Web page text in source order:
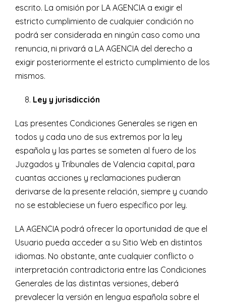
escrito. La omisión por LA AGENCIA a exigir el
estricto cumplimiento de cualquier condición no
podrá ser considerada en ningún caso como una
renuncia, ni privará a LA AGENCIA del derecho a
exigir posteriormente el estricto cumplimiento de los
mismos.
Ley y jurisdicción
Las presentes Condiciones Generales se rigen en
todos y cada uno de sus extremos por la ley
española y las partes se someten al fuero de los
Juzgados y Tribunales de Valencia capital, para
cuantas acciones y reclamaciones pudieran
derivarse de la presente relación, siempre y cuando
no se estableciese un fuero específico por ley.
LA AGENCIA podrá ofrecer la oportunidad de que el
Usuario pueda acceder a su Sitio Web en distintos
idiomas. No obstante, ante cualquier conflicto o
interpretación contradictoria entre las Condiciones
Generales de las distintas versiones, deberá
prevalecer la versión en lengua española sobre el